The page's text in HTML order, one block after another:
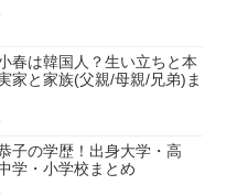
春は韓国人？生い立ちと本
家と家族(父親/母親/兄弟)ま
子の学歴！出身大学・高
学・小学校まとめ